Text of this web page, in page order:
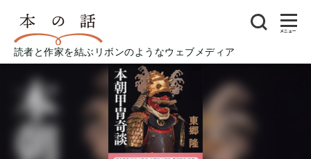
読者と作家を結ぶリボンのようなウェブメディア
メニュー